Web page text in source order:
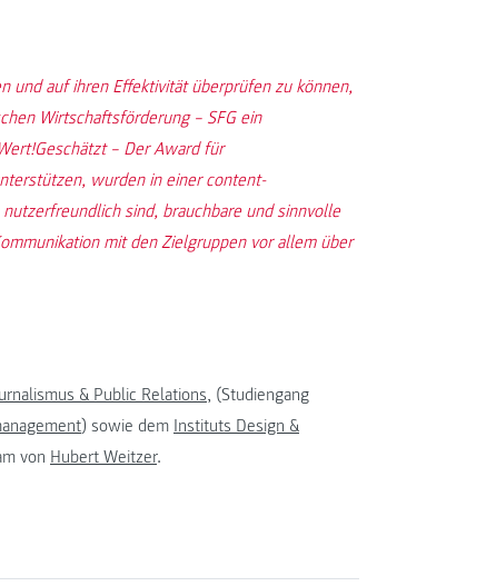
und auf ihren Effektivität überprüfen zu können,
Wirtschaftsförderung – SFG ein
– Der Award für
wurden in einer content-
sind, brauchbare und sinnvolle
mit den Zielgruppen vor allem über
& Public Relations, (Studiengang
) sowie dem Instituts Design &
von Hubert Weitzer.